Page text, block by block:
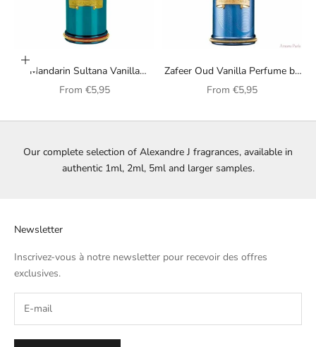
Choose options
Mandarin Sultana Vanilla
Alexandre.J unisex perfume
Sale price
From €5,95
Zafeer Oud Vanilla Perfume by
Alexandre.J (unisex)
Sale price
From €5,95
Our complete selection of Alexandre J fragrances, available in
authentic 1ml, 2ml, 5ml and larger samples.
Newsletter
Inscrivez-vous à notre newsletter pour recevoir des offres
exclusives.